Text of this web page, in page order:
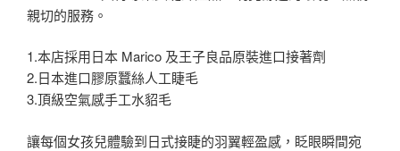
親切的服務。
1.本店採用日本 Marico 及王子良品原裝進口接著劑
2.日本進口膠原蠶絲人工睫毛
3.頂級空氣感手工水貂毛
讓每個女孩兒體驗到日式接睫的羽翼輕盈感，眨眼瞬間宛